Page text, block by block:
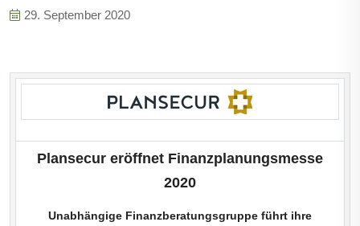
29. September 2020
Plansecur eröffnet Finanzplanungsmesse
2020
Unabhängige Finanzberatungsgruppe führt ihre